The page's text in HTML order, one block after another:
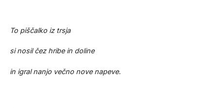
To piščalko iz trsja
si nosil čez hribe in doline
in igral nanjo večno nove napeve.